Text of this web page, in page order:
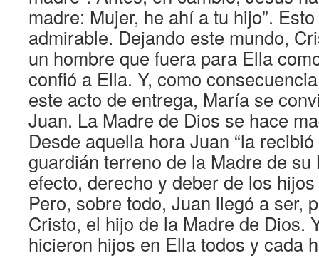
madre: Mujer, he ahí a tu hijo”.
admirable. Dejando este mundo,
un hombre que fuera para Ella
confió a Ella. Y, como
este acto de entrega, María se
Juan. La Madre de Dios se hace
Desde aquella hora Juan “la
guardián terreno de la Madre de su
efecto, derecho y deber de los
Pero, sobre todo, Juan llegó a ser,
Cristo, el hijo de la Madre de Dios.
hicieron hijos en Ella todos y cada